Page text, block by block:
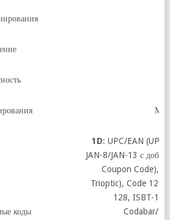
коды
1D: UPC/EAN
JAN-8/JAN-13 с
Coupon Code),
Trioptic), Code 128
128, ISBT-
Codabar/